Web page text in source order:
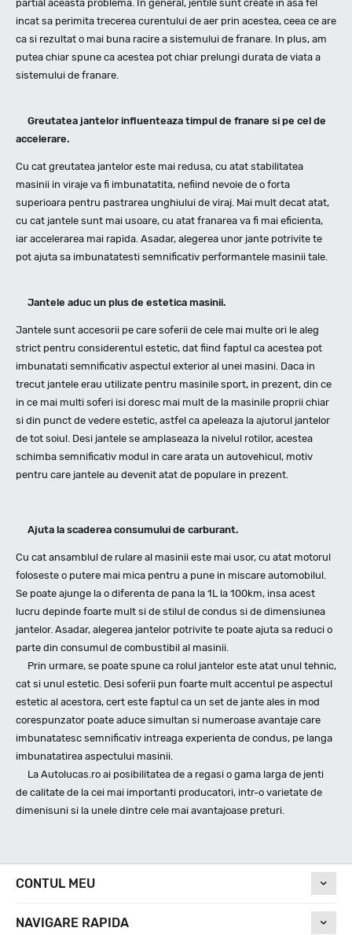
partial aceasta problema. In general, jentile sunt create in asa fel
incat sa perimita trecerea curentului de aer prin acestea, ceea ce are
ca si rezultat o mai buna racire a sistemului de franare. In plus, am
putea chiar spune ca acestea pot chiar prelungi durata de viata a
sistemului de franare.
Greutatea jantelor influenteaza timpul de franare si pe cel de
accelerare.
Cu cat greutatea jantelor este mai redusa, cu atat stabilitatea
masinii in viraje va fi imbunatatita, nefiind nevoie de o forta
superioara pentru pastrarea unghiului de viraj. Mai mult decat atat,
cu cat jantele sunt mai usoare, cu atat franarea va fi mai eficienta,
iar accelerarea mai rapida. Asadar, alegerea unor jante potrivite te
pot ajuta sa imbunatatesti semnificativ performantele masinii tale.
Jantele aduc un plus de estetica masinii.
Jantele sunt accesorii pe care soferii de cele mai multe ori le aleg
strict pentru considerentul estetic, dat fiind faptul ca acestea pot
imbunatati semnificativ aspectul exterior al unei masini. Daca in
trecut jantele erau utilizate pentru masinile sport, in prezent, din ce
in ce mai multi soferi isi doresc mai mult de la masinile proprii chiar
si din punct de vedere estetic, astfel ca apeleaza la ajutorul jantelor
de tot soiul. Desi jantele se amplaseaza la nivelul rotilor, acestea
schimba semnificativ modul in care arata un autovehicul, motiv
pentru care jantele au devenit atat de populare in prezent.
Ajuta la scaderea consumului de carburant.
Cu cat ansamblul de rulare al masinii este mai usor, cu atat motorul
foloseste o putere mai mica pentru a pune in miscare automobilul.
Se poate ajunge la o diferenta de pana la 1L la 100km, insa acest
lucru depinde foarte mult si de stilul de condus si de dimensiunea
jantelor. Asadar, alegerea jantelor potrivite te poate ajuta sa reduci o
parte din consumul de combustibil al masinii.
Prin urmare, se poate spune ca rolul jantelor este atat unul tehnic,
cat si unul estetic. Desi soferii pun foarte mult accentul pe aspectul
estetic al acestora, cert este faptul ca un set de jante ales in mod
corespunzator poate aduce simultan si numeroase avantaje care
imbunatatesc semnificativ intreaga experienta de condus, pe langa
imbunatatirea aspectului masinii.
La Autolucas.ro ai posibilitatea de a regasi o gama larga de jenti
de calitate de la cei mai importanti producatori, intr-o varietate de
dimenisuni si la unele dintre cele mai avantajoase preturi.
CONTUL MEU
NAVIGARE RAPIDA